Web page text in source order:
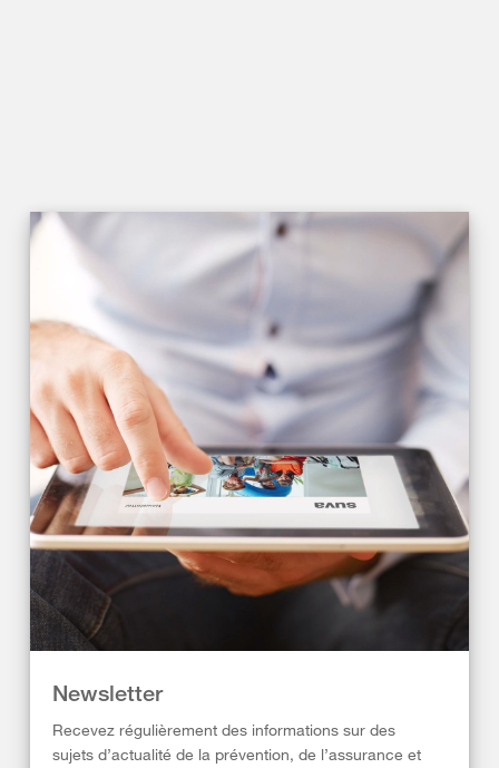
Newsletter
Recevez régulièrement des informations sur des
sujets d’actualité de la prévention, de l’assurance et